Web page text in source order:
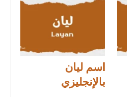
اسم ليان
بالإنجليزي